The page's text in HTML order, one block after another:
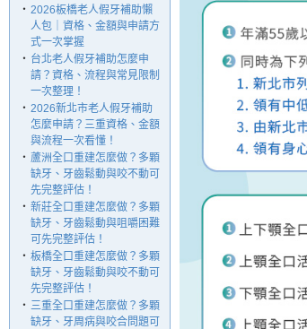
‧ 2026板橋老人假牙補助懶
人包｜資格、金額與申請方
式一次掌握
‧ 台北老人假牙補助怎麼申
請？資格、流程與常見限制
一次整理！
‧ 2026新北市老人假牙補助
怎麼申請？三重資格、金額
與流程一次看懂！
‧ 蘆洲全口重建怎麼做？多顆
缺牙、牙齒鬆動與咬不動可
先完整評估！
‧ 新莊全口重建怎麼做？多顆
缺牙、牙齒鬆動與咀嚼困難
可先完整評估！
‧ 板橋全口重建怎麼做？多顆
缺牙、牙齒鬆動與咬不動可
先完整評估！
‧ 三重全口重建怎麼做？多顆
缺牙、牙周病與咬合問題可